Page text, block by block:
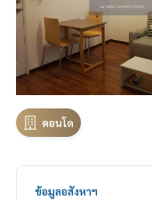
คอนโด
ข้อมูลอสังหาฯ